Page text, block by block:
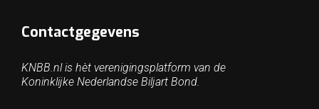
Contactgegevens
KNBB.nl is hèt verenigingsplatform van de
Koninklijke Nederlandse Biljart Bond.